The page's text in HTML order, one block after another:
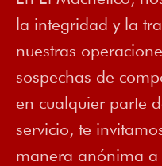
la integridad y la
nuestras
sospechas de
en cualquier parte
servicio, te
manera anónima a